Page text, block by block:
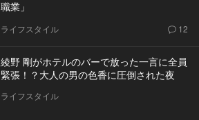
職業」
ライフスタイル 12
綾野 剛がホテルのバーで放った一言に全員
緊張！？大人の男の色香に圧倒された夜
ライフスタイル